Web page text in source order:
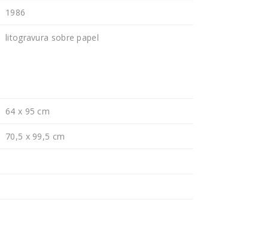
1986
litogravura sobre papel
64 x 95 cm
70,5 x 99,5 cm